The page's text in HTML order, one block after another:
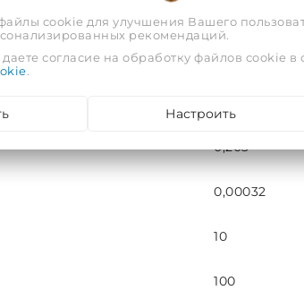
16
0,203
0,00032
10
100
cookie для улучшения Вашего
рекомендаций.
согласие на обработку файлов cookie в
.
Настроить